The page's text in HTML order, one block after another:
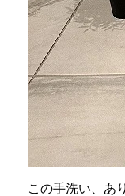
この手洗い、あ